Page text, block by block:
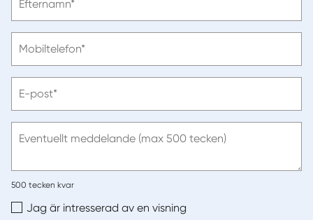
ange
Efternamn*
ange
Mobiltelefon*
ange
post
E-post*
Eventuellt meddelande (max 500 tecken)
500 tecken kvar
Jag är intresserad av en visning